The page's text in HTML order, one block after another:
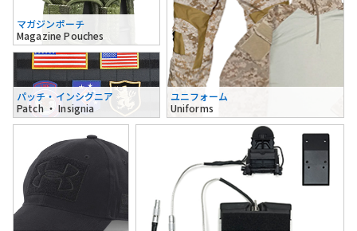
マガジンポーチ
Magazine Pouches
パッチ・インシグニア
Patch ・ Insignia
ユニフォーム
Uniforms